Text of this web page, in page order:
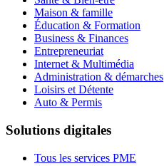
Maison & famille
Éducation & Formation
Business & Finances
Entrepreneuriat
Internet & Multimédia
Administration & démarches
Loisirs et Détente
Auto & Permis
Solutions digitales
Tous les services PME